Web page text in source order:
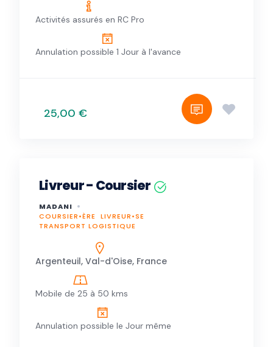
Activités assurés en RC Pro
Annulation possible 1 Jour à l'avance
25,00 €
Livreur - Coursier
MADANI
COURSIER•ÈRE
LIVREUR•SE
TRANSPORT LOGISTIQUE
Argenteuil, Val-d'Oise, France
Mobile de 25 à 50 kms
Annulation possible le Jour même